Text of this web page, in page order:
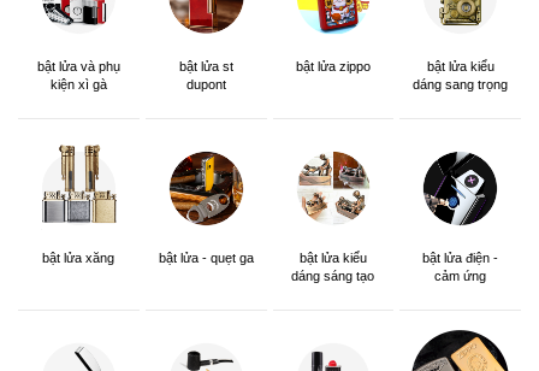
bật lửa và phụ
kiện xì gà
bật lửa st
dupont
bật lửa zippo
bật lửa kiểu
dáng sang trọng
bật lửa xăng bật lửa - quẹt ga
bật lửa kiểu
dáng sáng tạo
bật lửa điện -
cảm ứng